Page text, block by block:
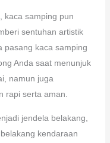
kaca samping pun
sentuhan artistik
pasang kaca samping
Anda saat menunjuk
namun juga
rapi serta aman.
jendela belakang,
kendaraan